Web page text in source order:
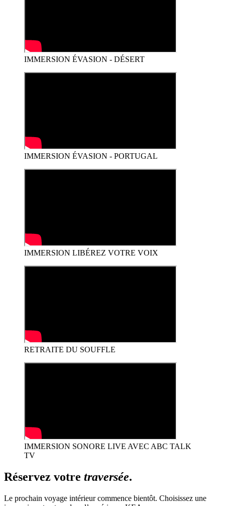
IMMERSION ÉVASION - DÉSERT
IMMERSION ÉVASION - PORTUGAL
IMMERSION LIBÉREZ VOTRE VOIX
RETRAITE DU SOUFFLE
IMMERSION SONORE LIVE AVEC ABC TALK
TV
Réservez votre traversée.
Le prochain voyage intérieur commence bientôt. Choisissez une